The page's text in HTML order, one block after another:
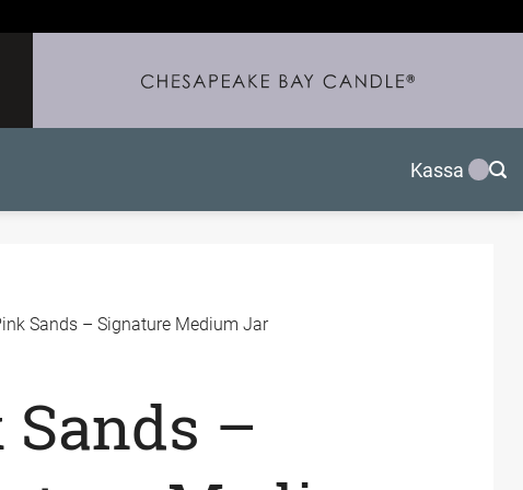
Kassa
Sands – Signature Medium Jar
–